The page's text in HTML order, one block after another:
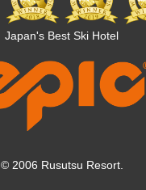
Japan's Best Ski Hotel
© 2006 Rusutsu Resort.